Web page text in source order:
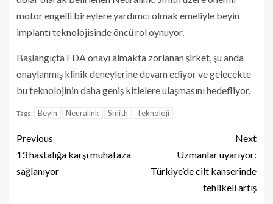
motor engelli bireylere yardımcı olmak emeliyle beyin
implantı teknolojisinde öncü rol oynuyor.
Başlangıçta FDA onayı almakta zorlanan şirket, şu anda
onaylanmış klinik deneylerine devam ediyor ve gelecekte
bu teknolojinin daha geniş kitlelere ulaşmasını hedefliyor.
Tags: Beyin Neuralink Smith Teknoloji
Previous
13 hastalığa karşı muhafaza
sağlanıyor
Next
Uzmanlar uyarıyor:
Türkiye’de cilt kanserinde
tehlikeli artış